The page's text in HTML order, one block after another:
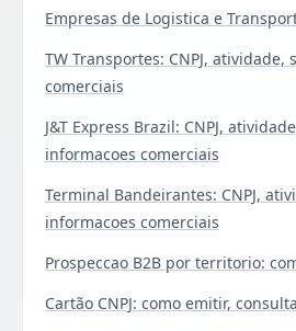
Empresas de Logistica e
TW Transportes: CNPJ, atividade,
comerciais
J&T Express Brazil: CNPJ,
informacoes comerciais
Terminal Bandeirantes: CNPJ,
informacoes comerciais
Prospeccao B2B por territorio:
Cartão CNPJ: como emitir,